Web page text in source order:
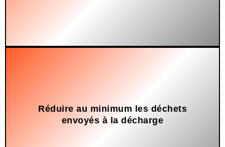
Réduire au minimum les déchets
envoyés à la décharge
Promouvoir l'économie circulaire.